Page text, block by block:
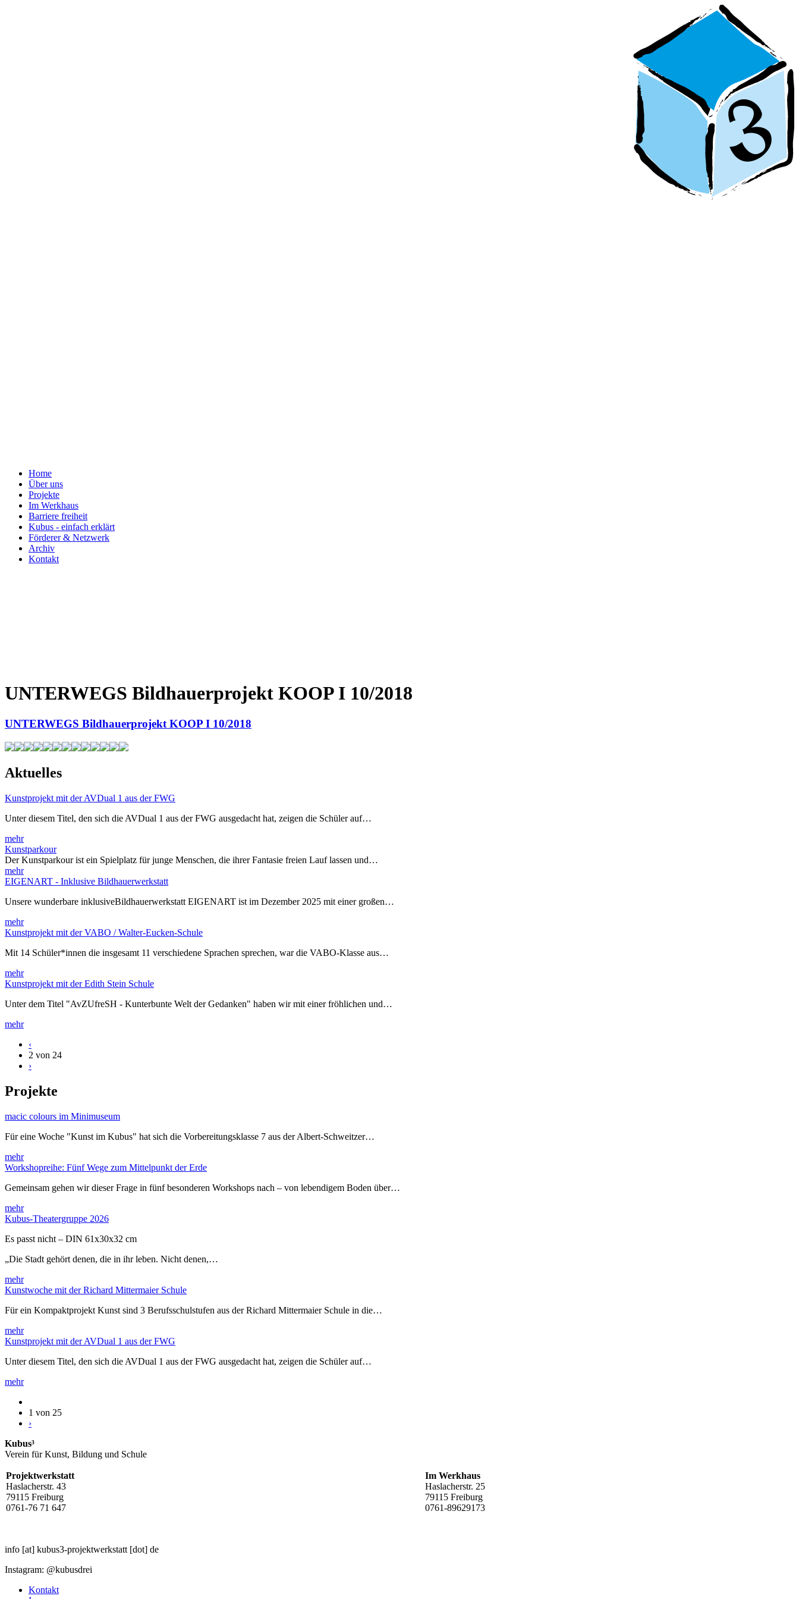
Home
Über uns
Projekte
Im Werkhaus
Barriere freiheit
Kubus - einfach erklärt
Förderer & Netzwerk
Archiv
Kontakt
UNTERWEGS Bildhauerprojekt KOOP I 10/2018
UNTERWEGS Bildhauerprojekt KOOP I 10/2018
Aktuelles
Kunstprojekt mit der AVDual 1 aus der FWG
Unter diesem Titel, den sich die AVDual 1 aus der FWG ausgedacht hat, zeigen die Schüler auf…
mehr
Kunstparkour
Der Kunstparkour ist ein Spielplatz für junge Menschen, die ihrer Fantasie freien Lauf lassen und…
mehr
EIGENART - Inklusive Bildhauerwerkstatt
Unsere wunderbare inklusiveBildhauerwerkstatt EIGENART ist im Dezember 2025 mit einer großen…
mehr
Kunstprojekt mit der VABO / Walter-Eucken-Schule
Mit 14 Schüler*innen die insgesamt 11 verschiedene Sprachen sprechen, war die VABO-Klasse aus…
mehr
Kunstprojekt mit der Edith Stein Schule
Unter dem Titel "AvZUfreSH - Kunterbunte Welt der Gedanken" haben wir mit einer fröhlichen und…
mehr
‹
2 von 24
›
Projekte
macic colours im Minimuseum
Für eine Woche "Kunst im Kubus" hat sich die Vorbereitungsklasse 7 aus der Albert-Schweitzer…
mehr
Workshopreihe: Fünf Wege zum Mittelpunkt der Erde
Gemeinsam gehen wir dieser Frage in fünf besonderen Workshops nach – von lebendigem Boden über…
mehr
Kubus-Theatergruppe 2026
Es passt nicht – DIN 61x30x32 cm
„Die Stadt gehört denen, die in ihr leben. Nicht denen,…
mehr
Kunstwoche mit der Richard Mittermaier Schule
Für ein Kompaktprojekt Kunst sind 3 Berufsschulstufen aus der Richard Mittermaier Schule in die…
mehr
Kunstprojekt mit der AVDual 1 aus der FWG
Unter diesem Titel, den sich die AVDual 1 aus der FWG ausgedacht hat, zeigen die Schüler auf…
mehr
1 von 25
›
Kubus³
Verein für Kunst, Bildung und Schule
Projektwerkstatt
Haslacherstr. 43
79115 Freiburg
0761-76 71 647
Im Werkhaus
Haslacherstr. 25
79115 Freiburg
0761-89629173
info [at] kubus3-projektwerkstatt [dot] de
Instagram: @kubusdrei
Kontakt